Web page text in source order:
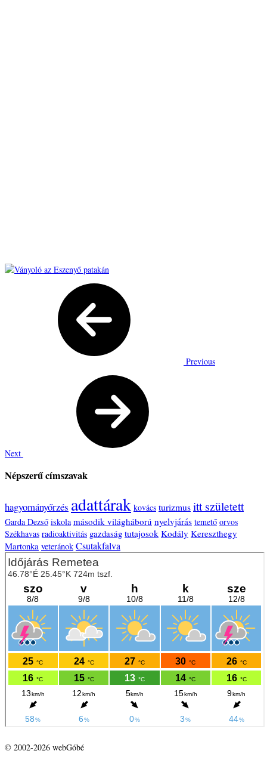
Previous
Next
Népszerű címszavak
hagyományőrzés adattárak kovács turizmus itt született
Garda Dezső iskola második világháború nyelvjárás temető orvos
Székhavas radioaktivitás gazdaság tutajosok Kodály Kereszthegy
Martonka veteránok Csutakfalva
© 2002-2026 webGóbé